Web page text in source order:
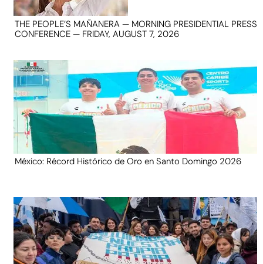
THE PEOPLE’S MAÑANERA — MORNING PRESIDENTIAL PRESS
CONFERENCE — FRIDAY, AUGUST 7, 2026
México: Récord Histórico de Oro en Santo Domingo 2026